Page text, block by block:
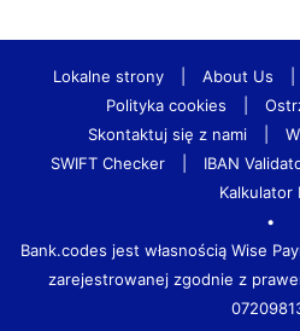
Lokalne strony About Us
Polityka cookies
Skontaktuj się z nami
SWIFT Checker
IBAN
Kalkulator
•
Bank.codes jest własnością Wise
zarejestrowanej zgodnie z